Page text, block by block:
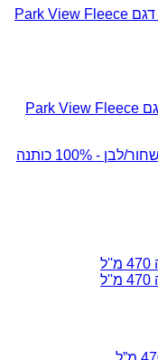
חולצת מיקרו-פליס לגברים קולומביה – דגם Park View Fleece